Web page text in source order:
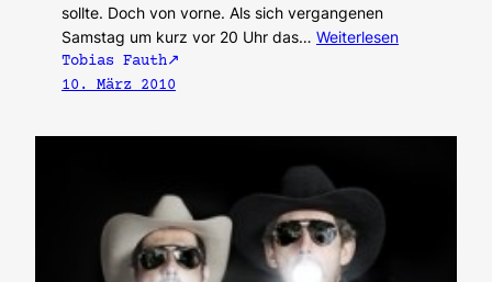
sollte. Doch von vorne. Als sich vergangenen
Samstag um kurz vor 20 Uhr das… Weiterlesen
Tobias Fauth
10. März 2010